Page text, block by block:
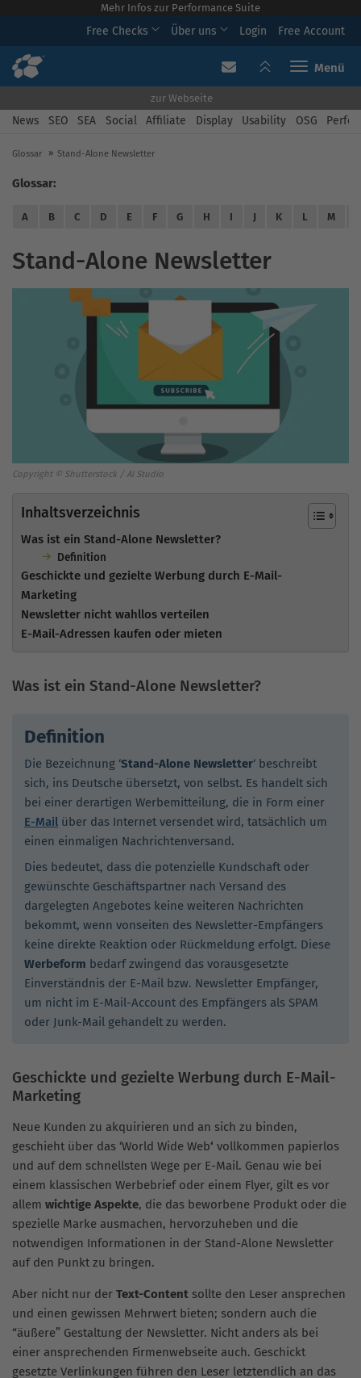
Mehr Infos zur Performance Suite
Free Checks Über uns Login Free Account
Toggle
zur Webseite
News SEO SEA Social Affiliate Display Usability OSG
Glossar Stand-Alone Newsletter
Glossar:
A B C D E F G H I J K L M
Stand-Alone Newsletter
Copyright © Shutterstock / AI Studio
Inhaltsverzeichnis
Was ist ein Stand-Alone Newsletter?
Definition
Geschickte und gezielte Werbung durch E-Mail-
Marketing
Newsletter nicht wahllos verteilen
E-Mail-Adressen kaufen oder mieten
Was ist ein Stand-Alone Newsletter?
Definition
Die Bezeichnung ‘Stand-Alone Newsletter‘ beschreibt
sich, ins Deutsche übersetzt, von selbst. Es handelt sich
bei einer derartigen Werbemitteilung, die in Form einer
E-Mail über das Internet versendet wird, tatsächlich um
einen einmaligen Nachrichtenversand.
Dies bedeutet, dass die potenzielle Kundschaft oder
gewünschte Geschäftspartner nach Versand des
dargelegten Angebotes keine weiteren Nachrichten
bekommt, wenn vonseiten des Newsletter-Empfängers
keine direkte Reaktion oder Rückmeldung erfolgt. Diese
Werbeform bedarf zwingend das vorausgesetzte
Einverständnis der E-Mail bzw. Newsletter Empfänger,
um nicht im E-Mail-Account des Empfängers als SPAM
oder Junk-Mail gehandelt zu werden.
Geschickte und gezielte Werbung durch E-Mail-
Marketing
Neue Kunden zu akquirieren und an sich zu binden,
geschieht über das ‘World Wide Web‘ vollkommen papierlos
und auf dem schnellsten Wege per E-Mail. Genau wie bei
einem klassischen Werbebrief oder einem Flyer, gilt es vor
allem wichtige Aspekte, die das beworbene Produkt oder die
spezielle Marke ausmachen, hervorzuheben und die
notwendigen Informationen in der Stand-Alone Newsletter
auf den Punkt zu bringen.
Aber nicht nur der Text-Content sollte den Leser ansprechen
und einen gewissen Mehrwert bieten; sondern auch die
“äußere” Gestaltung der Newsletter. Nicht anders als bei
einer ansprechenden Firmenwebseite auch. Geschickt
gesetzte Verlinkungen führen den Leser letztendlich an das